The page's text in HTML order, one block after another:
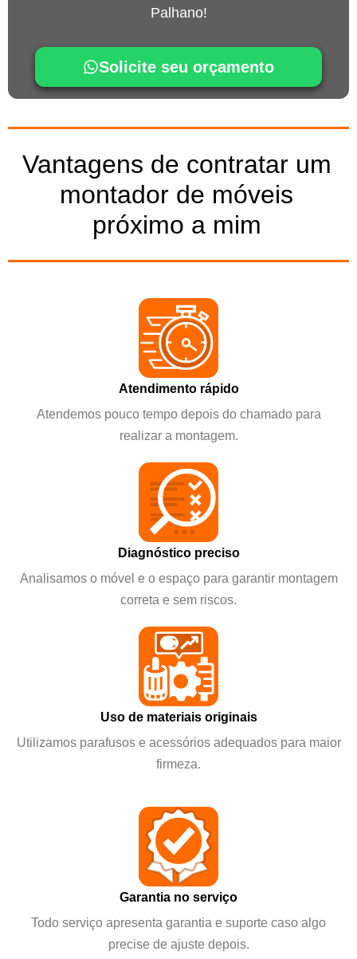
Palhano!
Solicite seu orçamento
Vantagens de contratar um
montador de móveis
próximo a mim
Atendimento rápido
Atendemos pouco tempo depois do chamado para
realizar a montagem.
Diagnóstico preciso
Analisamos o móvel e o espaço para garantir montagem
correta e sem riscos.
Uso de materiais originais
Utilizamos parafusos e acessórios adequados para maior
firmeza.
Garantia no serviço
Todo serviço apresenta garantia e suporte caso algo
precise de ajuste depois.